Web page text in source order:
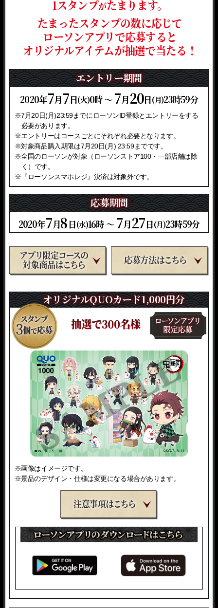
1スタンプがたまります。
たまったスタンプの数に応じて
ローソンアプリで応募すると
オリジナルアイテムが抽選で当たる！
エントリー期間
2020年7月7日(火)0時 ～7月20日(月)23時59分
※7月20日(月)23:59までにローソンID登録とエントリーをする
必要があります。
※エントリーはコースごとにそれぞれ必要となります。
※対象商品購入期限は7月20日(月) 23:59までです。
※全国のローソンが対象（ローソンストア100・一部店舗は除
く）です。
※『ローソンスマホレジ』決済は対象外です。
応募期間
2020年7月8日(水)16時 ～7月27日(月)23時59分
オリジナルQUOカード1,000円分
※画像はイメージです。
※景品のデザイン・仕様は変更になる場合があります。